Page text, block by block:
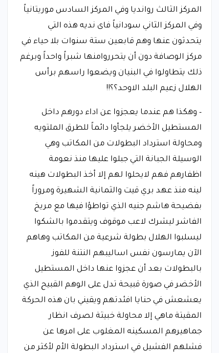
المركز الثالث روانديا وفي المركز السادس موريتانياً
وفي المركز الثاني سودانياً فاى نديه هذه التي
يتحدثون عنها وهم قابعين ستة سنوات بلا حياء في
مركز الوصافة دون أن يتحرروامنها شبراً واحداً وبرغم
ذلك يتطاولوا في البنيان ويضعوا راسهم برأس
الهلال زعيم البلد الاوحد؟؟!!
– وهكذا هم عندما يعجزوا عن اداء دورهم داخل
المستطيل الأخضر يلجأوا دائماً للطرق الملتويه
ومحاولة استرداد البطولات من المكاتب وهي
الوسيلة الجبانة التي جبلوا عليها منذ نعومة
اظفارهم فهم لايحلوا لهم إلا أخذ البطولات هينه
لينه منذ عهد بري قيت والثمانية الشهيرة ومروراً
بفضيحة هاشم جنيه الذي تواطؤا فيها مع مريخ
الفاشر ليشرك لاعب موقوف ويتقدموا بالشكوا
ليسلبوا الهلال بطولة شرعية من المكاتب وهاهم
الآن يمارسون نفس اساليبهم النتنة للفوز
بالبطولات بعد أن عجزوا عنها داخل المستطيل
الأخضر في صورة قبيحة تدل على الوهم القبيح الذي
يعشعش في حنايا افئدتهم ويقيني بان هذه الحركة
المقيتة ماهي إلا محاولة خبيثة لصرف انظار
جماهيرهم المسكينه المغلوب على امرها عن
فشلهم الفشيل في استرداد البطولة الأم لأكثر من